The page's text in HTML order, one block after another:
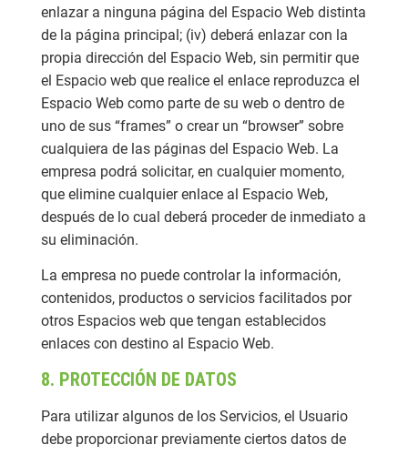
enlazar a ninguna página del Espacio Web distinta
de la página principal; (iv) deberá enlazar con la
propia dirección del Espacio Web, sin permitir que
el Espacio web que realice el enlace reproduzca el
Espacio Web como parte de su web o dentro de
uno de sus “frames” o crear un “browser” sobre
cualquiera de las páginas del Espacio Web. La
empresa podrá solicitar, en cualquier momento,
que elimine cualquier enlace al Espacio Web,
después de lo cual deberá proceder de inmediato a
su eliminación.
La empresa no puede controlar la información,
contenidos, productos o servicios facilitados por
otros Espacios web que tengan establecidos
enlaces con destino al Espacio Web.
8. PROTECCIÓN DE DATOS
Para utilizar algunos de los Servicios, el Usuario
debe proporcionar previamente ciertos datos de